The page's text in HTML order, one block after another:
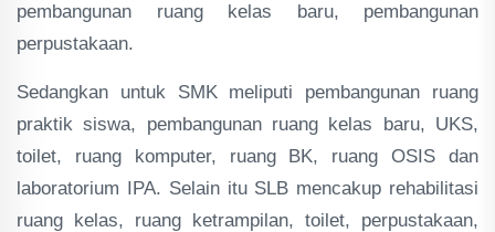
pembangunan ruang kelas baru, pembangunan
perpustakaan.
Sedangkan untuk SMK meliputi pembangunan ruang
praktik siswa, pembangunan ruang kelas baru, UKS,
toilet, ruang komputer, ruang BK, ruang OSIS dan
laboratorium IPA. Selain itu SLB mencakup rehabilitasi
ruang kelas, ruang ketrampilan, toilet, perpustakaan,